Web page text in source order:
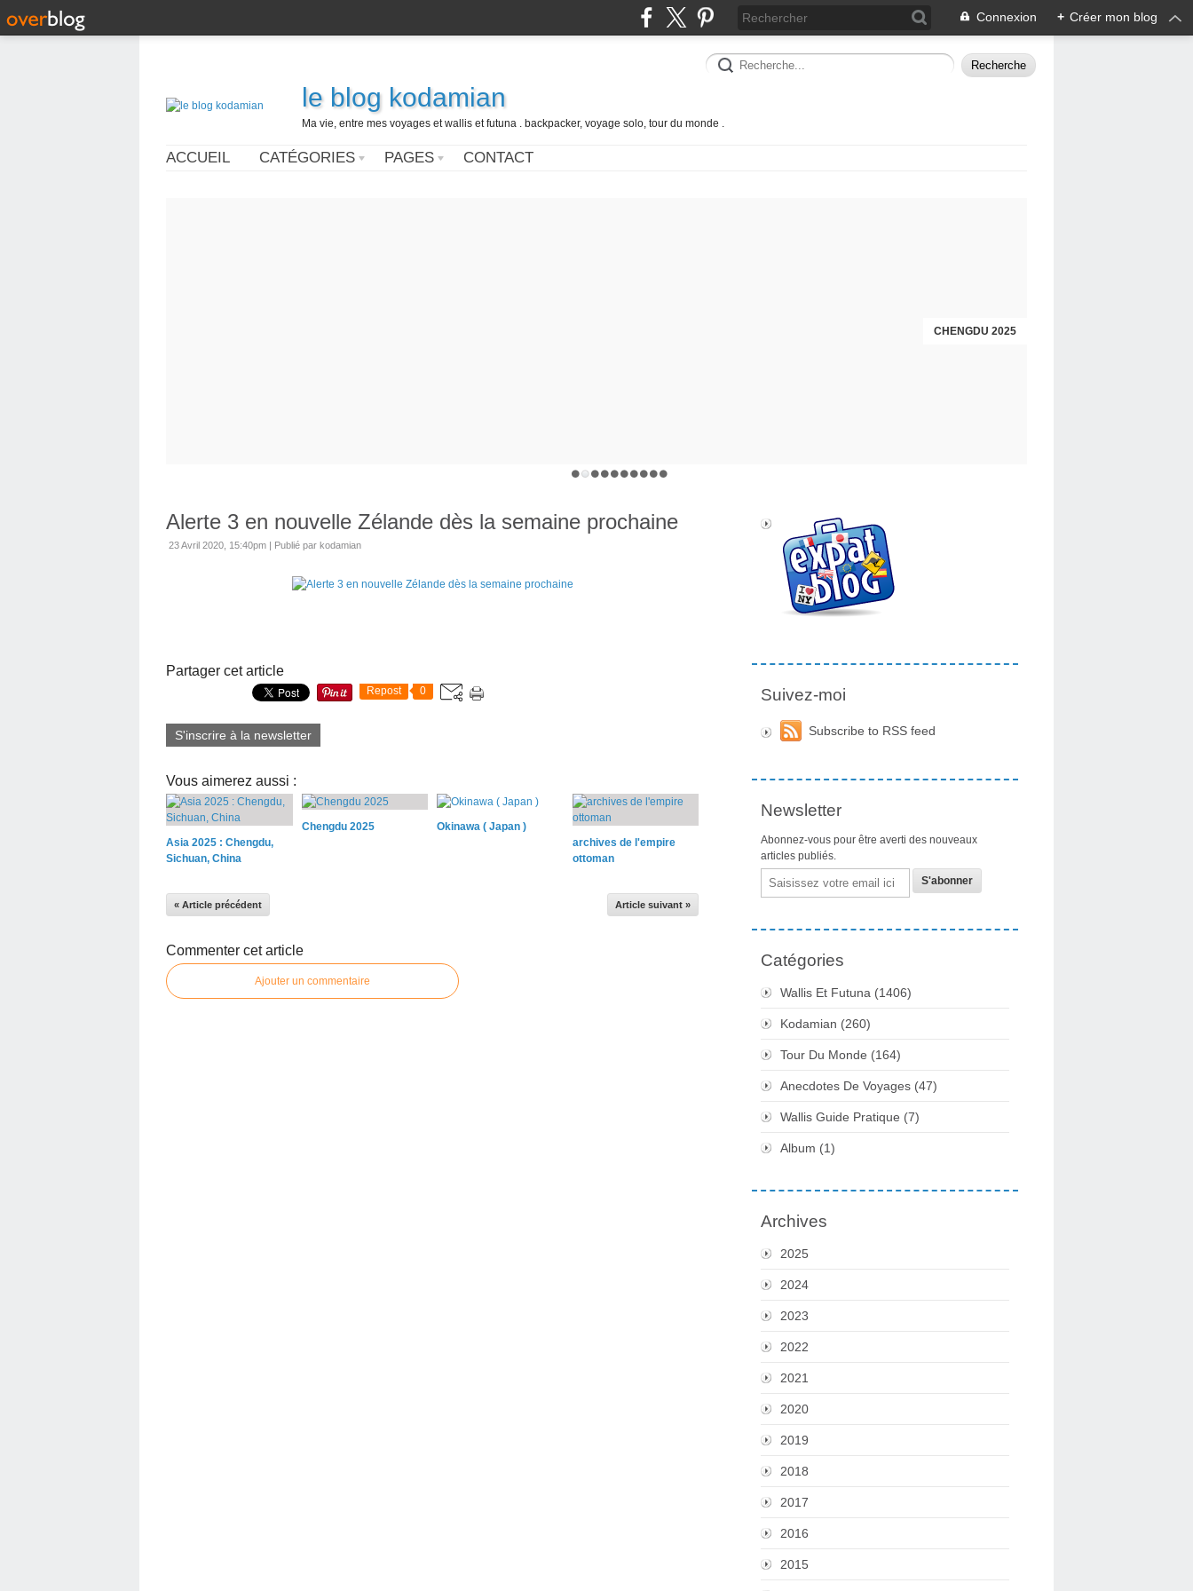
Connexion + Créer mon blog
le blog kodamian
Ma vie, entre mes voyages et wallis et futuna . backpacker, voyage solo, tour du monde .
ACCUEIL CATÉGORIES PAGES CONTACT
CHENGDU 2025
Alerte 3 en nouvelle Zélande dès la semaine prochaine
23 Avril 2020, 15:40pm | Publié par kodamian
Partager cet article
Repost 0
S'inscrire à la newsletter
Vous aimerez aussi :
Asia 2025 : Chengdu,
Sichuan, China
Chengdu 2025
Okinawa ( Japan )
archives de l'empire
ottoman
« Article précédent Article suivant »
Commenter cet article
Ajouter un commentaire
Suivez-moi
Subscribe to RSS feed
Newsletter
Abonnez-vous pour être averti des nouveaux
articles publiés.
Email
Catégories
Wallis Et Futuna (1406)
Kodamian (260)
Tour Du Monde (164)
Anecdotes De Voyages (47)
Wallis Guide Pratique (7)
Album (1)
Archives
2025
2024
2023
2022
2021
2020
2019
2018
2017
2016
2015